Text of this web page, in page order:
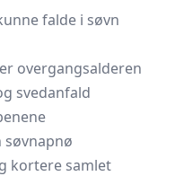
falde i søvn
overgangsalderen
svedanfald
søvnapnø
kortere samlet